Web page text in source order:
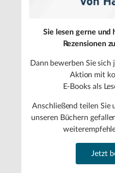
Sie lesen gerne und
Rezensionen
Dann bewerben Sie sich
Aktion mit
E-Books als
Anschließend teilen Sie
unseren Büchern
Jetzt